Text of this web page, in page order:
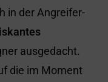
in der Angreifer-
ausgedacht.
die im Moment